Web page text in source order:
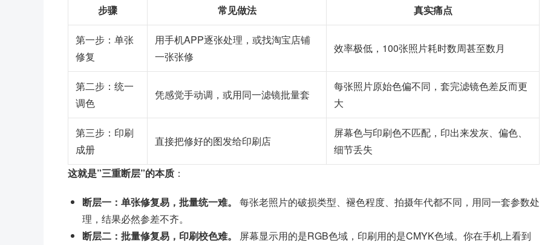
步骤 常见做法 真实痛点
第一步：单张
修复
用手机APP逐张处理，或找淘宝店铺
一张张修
效率极低，100张照片耗时数周甚至数月
第二步：统一
调色
凭感觉手动调，或用同一滤镜批量套
每张照片原始色偏不同，套完滤镜色差反而更
大
第三步：印刷
成册
直接把修好的图发给印刷店
屏幕色与印刷色不匹配，印出来发灰、偏色、
细节丢失
这就是”三重断层”的本质 ：
断层一：单张修复易，批量统一难。
每张老照片的破损类型、褪色程度、拍摄年代都不同，用同一套参数处
理，结果必然参差不齐。
断层二：批量修复易，印刷校色难。
屏幕显示用的是RGB色域，印刷用的是CMYK色域。你在手机上看到